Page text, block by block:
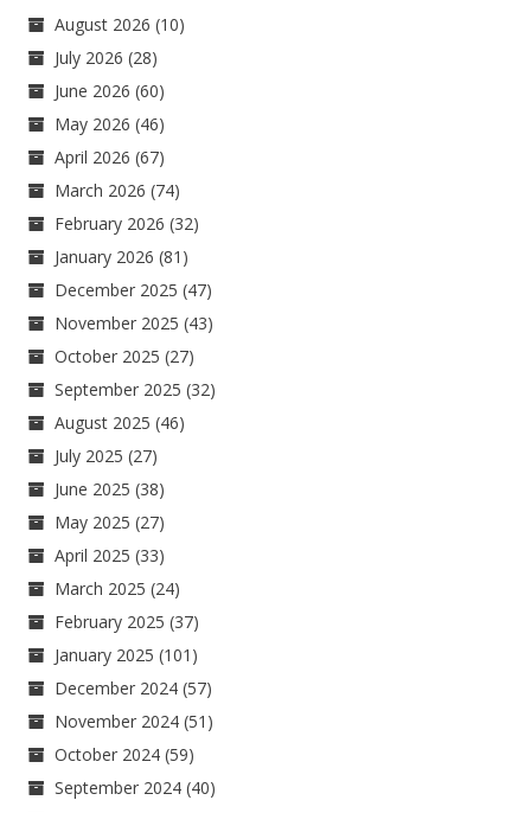
August 2026 (10)
July 2026 (28)
June 2026 (60)
May 2026 (46)
April 2026 (67)
March 2026 (74)
February 2026 (32)
January 2026 (81)
December 2025 (47)
November 2025 (43)
October 2025 (27)
September 2025 (32)
August 2025 (46)
July 2025 (27)
June 2025 (38)
May 2025 (27)
April 2025 (33)
March 2025 (24)
February 2025 (37)
January 2025 (101)
December 2024 (57)
November 2024 (51)
October 2024 (59)
September 2024 (40)